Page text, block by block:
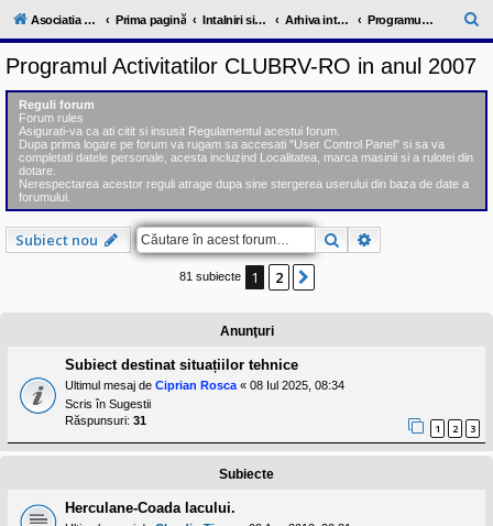
l
u
V
c
o
m
u
n
i
t
a
e
a
e
o
e
o
Asociatia ClubRV-RO Prima pagină Intalniri si excursii in cadrul comunitatii Arhiva intalnirilor trecute 2006-2012 Programul Activitatilor CLUBRV-RO in anul 2007
ă
Programul Activitatilor CLUBRV-RO in anul 2007
Reguli forum
Forum rules
Asigurati-va ca ati citit si insusit Regulamentul acestui forum.
Dupa prima logare pe forum va rugam sa accesati "User Control Panel" si sa va
completati datele personale, acesta incluzind Localitatea, marca masinii si a rulotei din
dotare.
Nerespectarea acestor reguli atrage dupa sine stergerea userului din baza de date a
forumului.
Subiect nou Căutare
81 subiecte 1 2
Anunţuri
Subiect destinat situațiilor tehnice
Ultimul mesaj de Ciprian Rosca « 08 Iul 2025, 08:34
Scris în Sugestii
Răspunsuri: 31
1 2 3
Subiecte
Herculane-Coada lacului.